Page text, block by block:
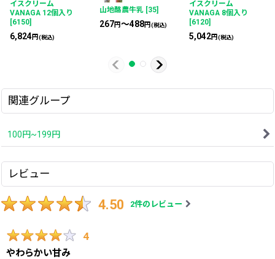
イスクリーム
VANAGA 12個入り
[6150]
6,824 円(税込)
山地酪農牛乳 [35]
267円～488円(税込)
イスクリーム
VANAGA 8個入り
[6120]
5,042円(税込)
関連グループ
100円~199円
レビュー
4.50 2件のレビュー
4
やわらかい甘み